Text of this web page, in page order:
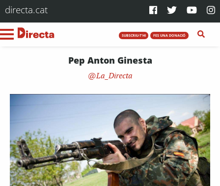
directa.cat
SUBSCRIU-T'HI FES UNA DONACIÓ
Pep Anton Ginesta
La_Directa